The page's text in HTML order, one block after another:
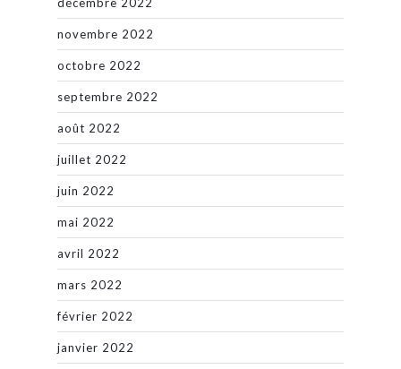
novembre 2022
octobre 2022
septembre 2022
août 2022
juillet 2022
juin 2022
mai 2022
avril 2022
mars 2022
février 2022
janvier 2022